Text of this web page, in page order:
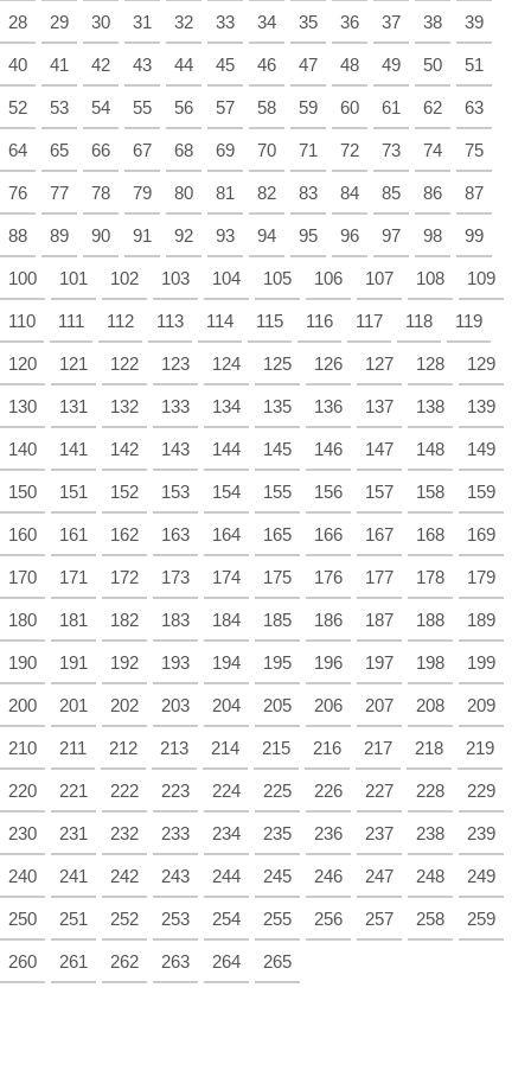
28 29 30 31 32 33 34 35 36 37 38 39
40 41 42 43 44 45 46 47 48 49 50 51
52 53 54 55 56 57 58 59 60 61 62 63
64 65 66 67 68 69 70 71 72 73 74 75
76 77 78 79 80 81 82 83 84 85 86 87
88 89 90 91 92 93 94 95 96 97 98 99
100 101 102 103 104 105 106 107 108 109
110 111 112 113 114 115 116 117 118 119
120 121 122 123 124 125 126 127 128 129
130 131 132 133 134 135 136 137 138 139
140 141 142 143 144 145 146 147 148 149
150 151 152 153 154 155 156 157 158 159
160 161 162 163 164 165 166 167 168 169
170 171 172 173 174 175 176 177 178 179
180 181 182 183 184 185 186 187 188 189
190 191 192 193 194 195 196 197 198 199
200 201 202 203 204 205 206 207 208 209
210 211 212 213 214 215 216 217 218 219
220 221 222 223 224 225 226 227 228 229
230 231 232 233 234 235 236 237 238 239
240 241 242 243 244 245 246 247 248 249
250 251 252 253 254 255 256 257 258 259
260 261 262 263 264 265